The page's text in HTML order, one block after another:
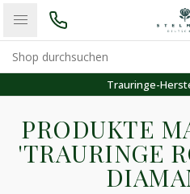
Trauringe-
PRODUKTE
'TRAURINGE